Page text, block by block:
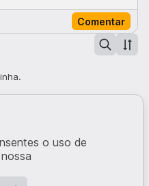
Comentar
este vídeo... ver que tanta
da aluna antes de
uma verdadeira
o uso de